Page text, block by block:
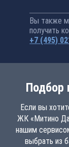
Вы также
получить
+7 (495)
Подбор
Если вы
ЖК «Митино
нашим
выбрать из